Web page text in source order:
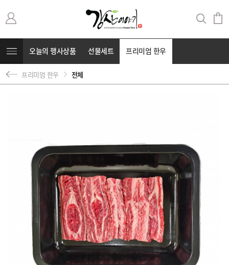
오늘의 행사상품 선물세트 프리미엄 한우
무항생제 돼지고기
프리미엄 한우 전체